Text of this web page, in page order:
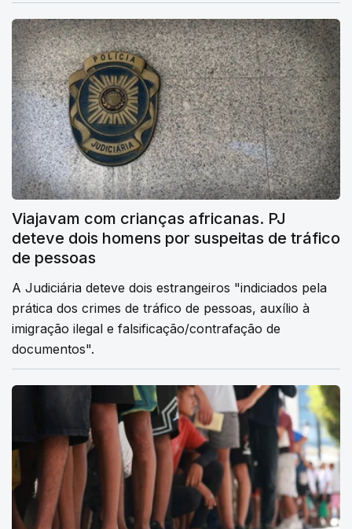
Viajavam com crianças africanas. PJ
deteve dois homens por suspeitas de tráfico
de pessoas
A Judiciária deteve dois estrangeiros "indiciados pela
prática dos crimes de tráfico de pessoas, auxílio à
imigração ilegal e falsificação/contrafação de
documentos".